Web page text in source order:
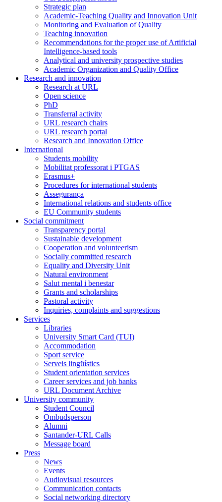
Strategic plan
Academic-Teaching Quality and Innovation Unit
Monitoring and Evaluation of Quality
Teaching innovation
Recommendations for the proper use of Artificial
Intelligence-based tools
Analytical and university prospective studies
Academic Organization and Quality Office
Research and innovation
Research at URL
Open science
PhD
Transferral activity
URL research chairs
URL research portal
Research and Innovation Office
International
Students mobility
Mobilitat professorat i PTGAS
Erasmus+
Procedures for international students
Assegurança
International relations and students office
EU Community students
Social commitment
Transparency portal
Sustainable development
Cooperation and volunteerism
Socially committed research
Equality and Diversity Unit
Natural environment
Salut mental i benestar
Grants and scholarships
Pastoral activity
Inquiries, complaints and suggestions
Services
Libraries
University Smart Card (TUI)
Accommodation
Sport service
Serveis lingüístics
Student orientation services
Career services and job banks
URL Document Archive
University community
Student Council
Ombudsperson
Alumni
Santander-URL Calls
Message board
Press
News
Events
Audiovisual resources
Communication contacts
Social networking directory